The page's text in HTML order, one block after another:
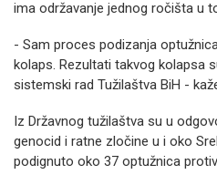
ima održavanje jednog ročišta u
- Sam proces podizanja
kolaps. Rezultati takvog kolapsa
sistemski rad Tužilaštva BiH -
Iz Državnog tužilaštva su u
genocid i ratne zločine u i oko
podignuto oko 37 optužnica